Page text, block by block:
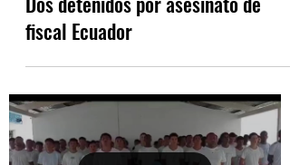
Dos detenidos por asesinato de
fiscal Ecuador